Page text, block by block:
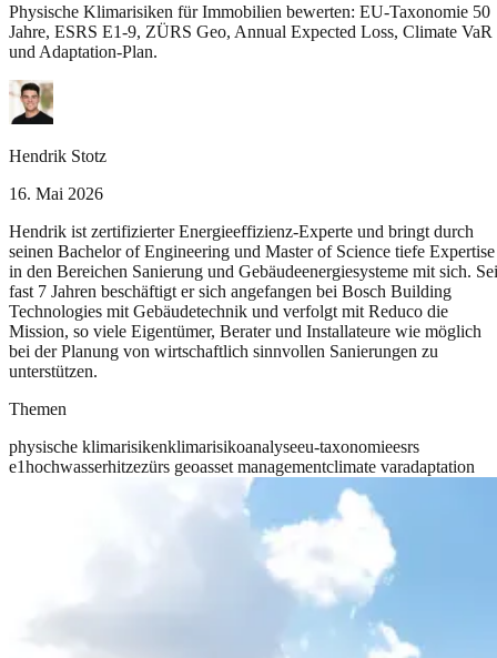
Physische Klimarisiken für Immobilien bewerten: EU-Taxonomie 50
Jahre, ESRS E1-9, ZÜRS Geo, Annual Expected Loss, Climate VaR
und Adaptation-Plan.
Hendrik Stotz
16. Mai 2026
Hendrik ist zertifizierter Energieeffizienz-Experte und bringt durch
seinen Bachelor of Engineering und Master of Science tiefe Expertise
in den Bereichen Sanierung und Gebäudeenergiesysteme mit sich.
fast 7 Jahren beschäftigt er sich angefangen bei Bosch Building
Technologies mit Gebäudetechnik und verfolgt mit Reduco die
Mission, so viele Eigentümer, Berater und Installateure wie möglich
bei der Planung von wirtschaftlich sinnvollen Sanierungen zu
unterstützen.
Themen
physische klimarisikenklimarisikoanalyseeu-taxonomieesrs
e1hochwasserhitzezürs geoasset managementclimate varadaptation